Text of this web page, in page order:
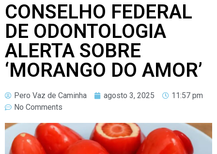
CONSELHO FEDERAL
DE ODONTOLOGIA
ALERTA SOBRE
‘MORANGO DO AMOR’
Pero Vaz de Caminha agosto 3, 2025
11:57 pm
No Comments